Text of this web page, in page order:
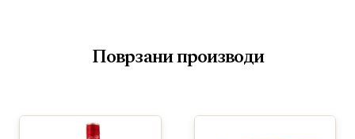
Поврзани производи